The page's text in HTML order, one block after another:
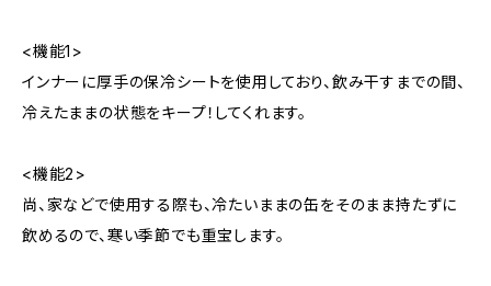
<機能1>
インナーに厚手の保冷シートを使用しており、飲み干すまでの間、
冷えたままの状態をキープ！してくれます。
<機能2>
尚、家などで使用する際も、冷たいままの缶をそのまま持たずに
飲めるので、寒い季節でも重宝します。